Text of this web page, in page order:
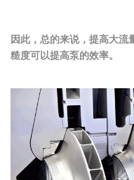
因此，总的来说，提高大流
糙度可以提高泵的效率。